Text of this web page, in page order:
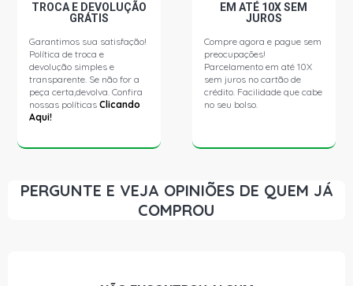
KADETT GLS HATCH 1.8 8V GASOLINA (1989 - 1995)
KADETT LITE HATCH 1.8 8V GASOLINA (1989 - 1998)
KADETT EFI SPORT HATCH 2.0 8V GASOLINA (1994 -
TROCA E DEVOLUÇÃO
GRÁTIS
Garantimos sua satisfação!
Política de troca e
devolução simples e
transparente. Se não for a
peça certa,devolva. Confira
nossas políticasClicando
Aqui!
EM ATÉ 10X SEM
JUROS
Compre agora e pague sem
preocupações!
Parcelamento em até 10X
sem juros no cartão de
crédito. Facilidade que cabe
no seu bolso.
PERGUNTE E VEJA OPINIÕES DE QUEM JÁ
COMPROU